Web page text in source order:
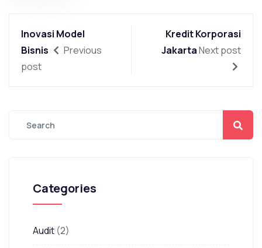
Inovasi Model
Bisnis
Previous
post
Kredit Korporasi
JakartaNext post
Categories
Audit (2)